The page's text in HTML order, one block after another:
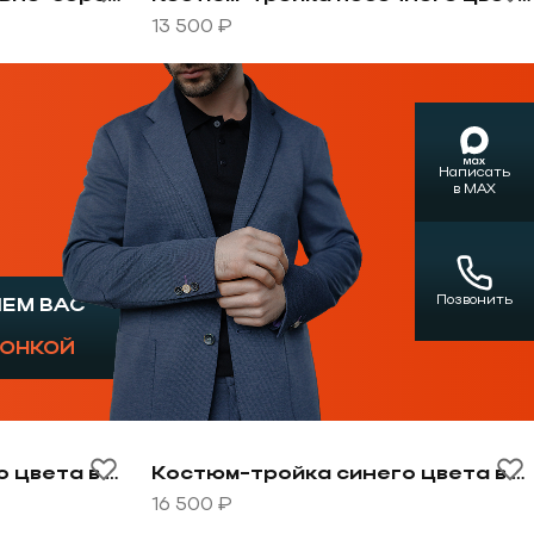
13 500 ₽
ВАС
синего цвета в зеленую клетку
Костюм-тройка синего цвета в зеленую клетку
Перейти к товару Костюм-тройка
Костюм-тройка синего цвета в крупную клетку
16 500 ₽
Написать
в MAX
Позвонить